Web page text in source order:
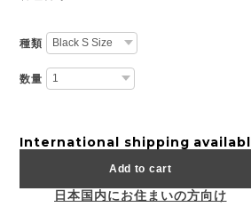
種類
数量
International shipping
Add to cart
日本国内にお住まいの方向け